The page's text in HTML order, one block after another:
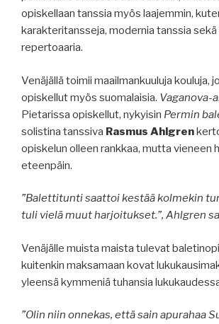
opiskellaan tanssia myös laajemmin,
karakteritansseja, modernia tanssia
repertoaaria.
Venäjällä toimii maailmankuuluja kouluja,
opiskellut myös suomalaisia. Vaganova-
Pietarissa opiskellut, nykyisin Permin
solistina tanssiva Rasmus Ahlgren
opiskelun olleen rankkaa, mutta vieneen
eteenpäin.
”Balettitunti saattoi kestää kolmekin
tuli vielä muut harjoitukset.”, Ahlgren
Venäjälle muista maista tulevat
kuitenkin maksamaan kovat
yleensä kymmeniä tuhansia
”Olin niin onnekas, että sain apurahaa